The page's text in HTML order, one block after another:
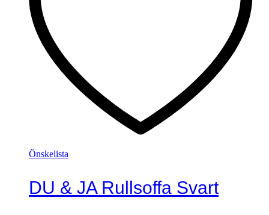
Önskelista
DU & JA Rullsoffa Svart